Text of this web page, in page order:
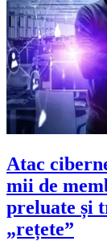
Atac
mii de
preluate și
„rețete”